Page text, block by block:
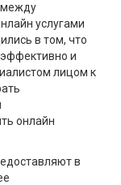
между
услугами
в том, что
и
лицом к
онлайн
в